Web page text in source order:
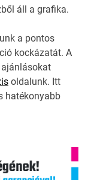
áll a grafika.
a pontos
kockázatát. A
ajánlásokat
oldalunk. Itt
hatékonyabb